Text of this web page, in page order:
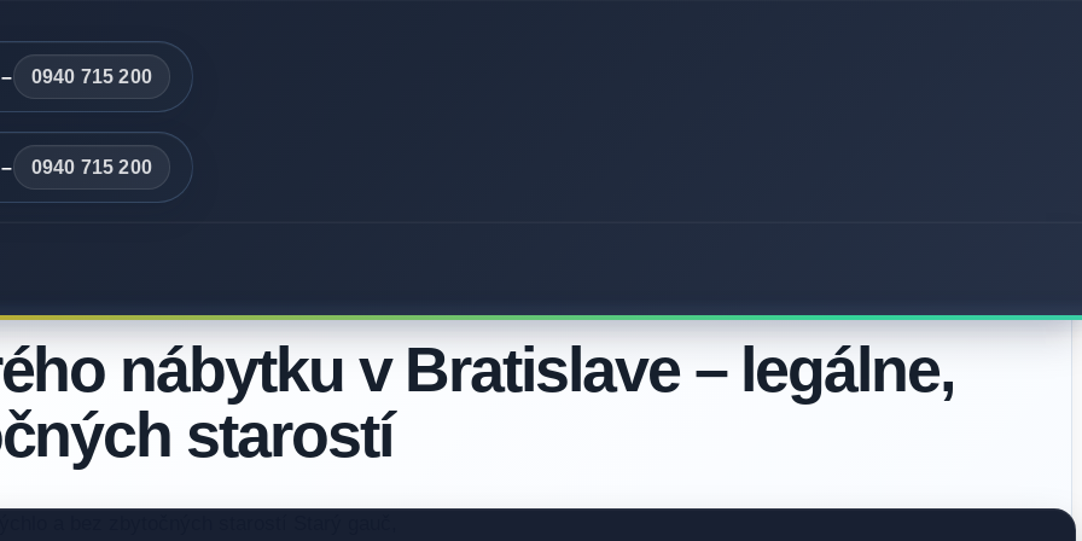
0940 715 200
0940 715 200
nábytku v Bratislave – legálne,
starostí
a bez zbytočných starostí Starý gauč,